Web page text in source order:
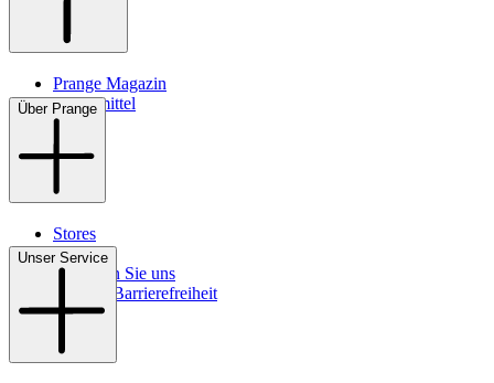
Prange Magazin
Pflegemittel
Über Prange
Stores
Kontakt
So finden Sie uns
Digitale Barrierefreiheit
Unser Service